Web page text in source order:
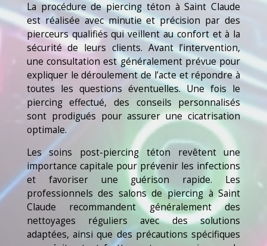
La procédure de piercing téton à Saint Claude
est réalisée avec minutie et précision par des
pierceurs qualifiés qui veillent au confort et à la
sécurité de leurs clients. Avant l’intervention,
une consultation est généralement prévue pour
expliquer le déroulement de l’acte et répondre à
toutes les questions éventuelles. Une fois le
piercing effectué, des conseils personnalisés
sont prodigués pour assurer une cicatrisation
optimale.
Les soins post-piercing téton revêtent une
importance capitale pour prévenir les infections
et favoriser une guérison rapide. Les
professionnels des salons de piercing à Saint
Claude recommandent généralement des
nettoyages réguliers avec des solutions
adaptées, ainsi que des précautions spécifiques